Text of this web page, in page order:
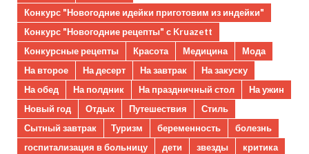
Конкурс "Новогодние идейки приготовим из индейки"
Конкурс "Новогодние рецепты" с Kruazett
Конкурсные рецепты
Красота Медицина
Мода
На второе
На десерт На завтрак
На закуску
На обед
На полдник На праздничный стол
На ужин
Новый год
Отдых Путешествия
Стиль
Сытный завтрак
Туризм беременность
болезнь
госпитализация в больницу
дети звезды
критика